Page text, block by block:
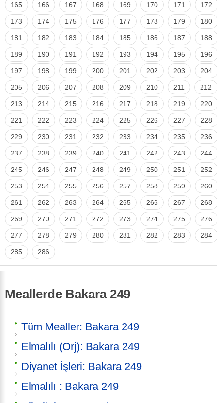
165 166 167 168 169 170 171 172
173 174 175 176 177 178 179 180
181 182 183 184 185 186 187 188
189 190 191 192 193 194 195 196
197 198 199 200 201 202 203 204
205 206 207 208 209 210 211 212
213 214 215 216 217 218 219 220
221 222 223 224 225 226 227 228
229 230 231 232 233 234 235 236
237 238 239 240 241 242 243 244
245 246 247 248 249 250 251 252
253 254 255 256 257 258 259 260
261 262 263 264 265 266 267 268
269 270 271 272 273 274 275 276
277 278 279 280 281 282 283 284
285 286
Meallerde Bakara 249
Tüm Mealler: Bakara 249
Elmalılı (Orj): Bakara 249
Diyanet İşleri: Bakara 249
Elmalılı : Bakara 249